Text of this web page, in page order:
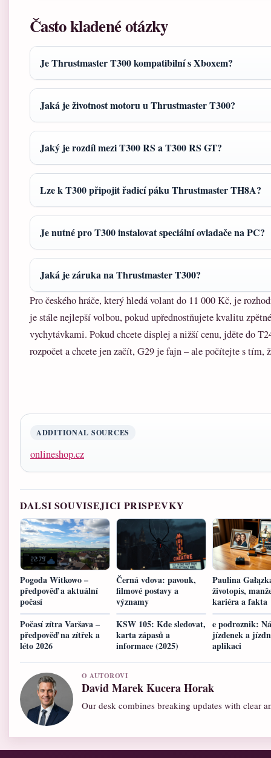
Často kladené otázky
Je Thrustmaster T300 kompatibilní s Xboxem?
Jaká je životnost motoru u Thrustmaster T300?
Jaký je rozdíl mezi T300 RS a T300 RS GT?
Lze k T300 připojit řadicí páku Thrustmaster TH8A?
Je nutné pro T300 instalovat speciální ovladače na PC?
Jaká je záruka na Thrustmaster T300?
Pro českého hráče, který hledá volant do 11 000 Kč, je
je stále nejlepší volbou, pokud upřednostňujete kvalitu
vychytávkami. Pokud chcete displej a nižší cenu, jděte do
rozpočet a chcete jen začít, G29 je fajn – ale počítejte s tím,
ADDITIONAL SOURCES
onlineshop.cz
DALSI SOUVISEJICI PRISPEVKY
Pogoda Witkowo –
předpověď a aktuální
počasí
Černá vdova: pavouk,
filmové postavy a
významy
Paulina
životopis,
kariéra a fakta
Počasí zítra Varšava –
předpověď na zítřek a
léto 2026
KSW 105: Kde sledovat,
karta zápasů a
informace (2025)
e podroznik:
jízdenek a
aplikaci
O AUTOROVI
David Marek Kucera Horak
Our desk combines breaking updates with clear